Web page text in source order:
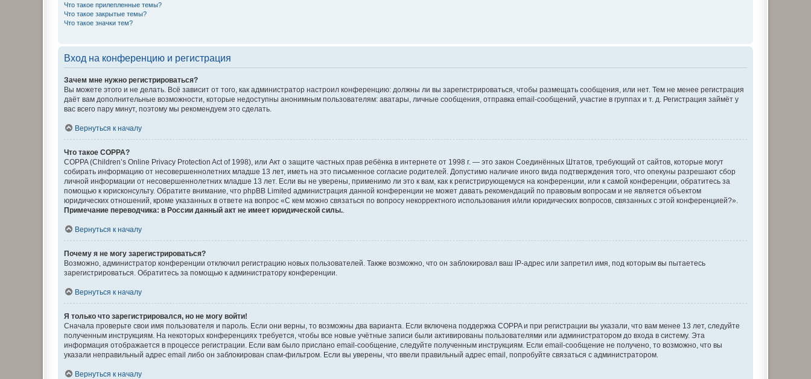
Что такое прилепленные темы?
Что такое закрытые темы?
Что такое значки тем?
Вход на конференцию и регистрация
Зачем мне нужно регистрироваться?
Вы можете этого и не делать. Всё зависит от того, как администратор настроил конференцию: должны ли вы зарегистрироваться, чтобы размещать сообщения, или нет. Тем не менее регистрация
даёт вам дополнительные возможности, которые недоступны анонимным пользователям: аватары, личные сообщения, отправка email-сообщений, участие в группах и т. д. Регистрация займёт у
вас всего пару минут, поэтому мы рекомендуем это сделать.
Вернуться к началу
Что такое COPPA?
COPPA (Children’s Online Privacy Protection Act of 1998), или Акт о защите частных прав ребёнка в интернете от 1998 г. — это закон Соединённых Штатов, требующий от сайтов, которые могут
собирать информацию от несовершеннолетних младше 13 лет, иметь на это письменное согласие родителей. Допустимо наличие иного вида подтверждения того, что опекуны разрешают сбор
личной информации от несовершеннолетних младше 13 лет. Если вы не уверены, применимо ли это к вам, как к регистрирующемуся на конференции, или к самой конференции, обратитесь за
помощью к юрисконсульту. Обратите внимание, что phpBB Limited администрация данной конференции не может давать рекомендаций по правовым вопросам и не является объектом
юридических отношений, кроме указанных в ответе на вопрос «С кем можно связаться по вопросу некорректного использования и/или юридических вопросов, связанных с этой конференцией?».
Примечание переводчика: в России данный акт не имеет юридической силы..
Вернуться к началу
Почему я не могу зарегистрироваться?
Возможно, администратор конференции отключил регистрацию новых пользователей. Также возможно, что он заблокировал ваш IP-адрес или запретил имя, под которым вы пытаетесь
зарегистрироваться. Обратитесь за помощью к администратору конференции.
Вернуться к началу
Я только что зарегистрировался, но не могу войти!
Сначала проверьте свои имя пользователя и пароль. Если они верны, то возможны два варианта. Если включена поддержка COPPA и при регистрации вы указали, что вам менее 13 лет, следуйте
полученным инструкциям. На некоторых конференциях требуется, чтобы все новые учётные записи были активированы пользователями или администратором до входа в систему. Эта
информация отображается в процессе регистрации. Если вам было прислано email-сообщение, следуйте полученным инструкциям. Если email-сообщение не получено, то возможно, что вы
указали неправильный адрес email либо он заблокирован спам-фильтром. Если вы уверены, что ввели правильный адрес email, попробуйте связаться с администратором.
Вернуться к началу